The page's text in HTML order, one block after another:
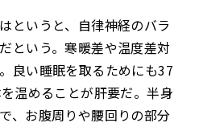
というと、自律神経のバラ
という。寒暖差や温度差対
良い睡眠を取るためにも37
温めることが肝要だ。半身
、お腹周りや腰回りの部分